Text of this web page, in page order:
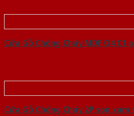
Cửa Gỗ Chống Cháy MDF O4 C1
Cửa Gỗ Chống Cháy 2P son